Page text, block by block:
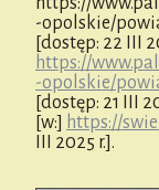
-opolskie/
[dostęp: 22 III
https://
-opolskie/
[dostęp: 21 III
[w:] https://
III 2025 r.].